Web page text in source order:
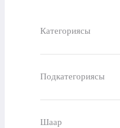
Категориясы
Подкатегориясы
Шаар